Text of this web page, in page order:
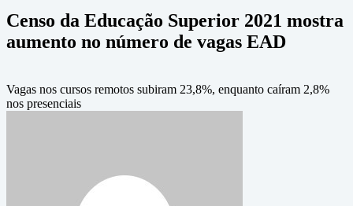
Censo da Educação Superior 2021 mostra
aumento no número de vagas EAD
Vagas nos cursos remotos subiram 23,8%, enquanto caíram 2,8%
nos presenciais